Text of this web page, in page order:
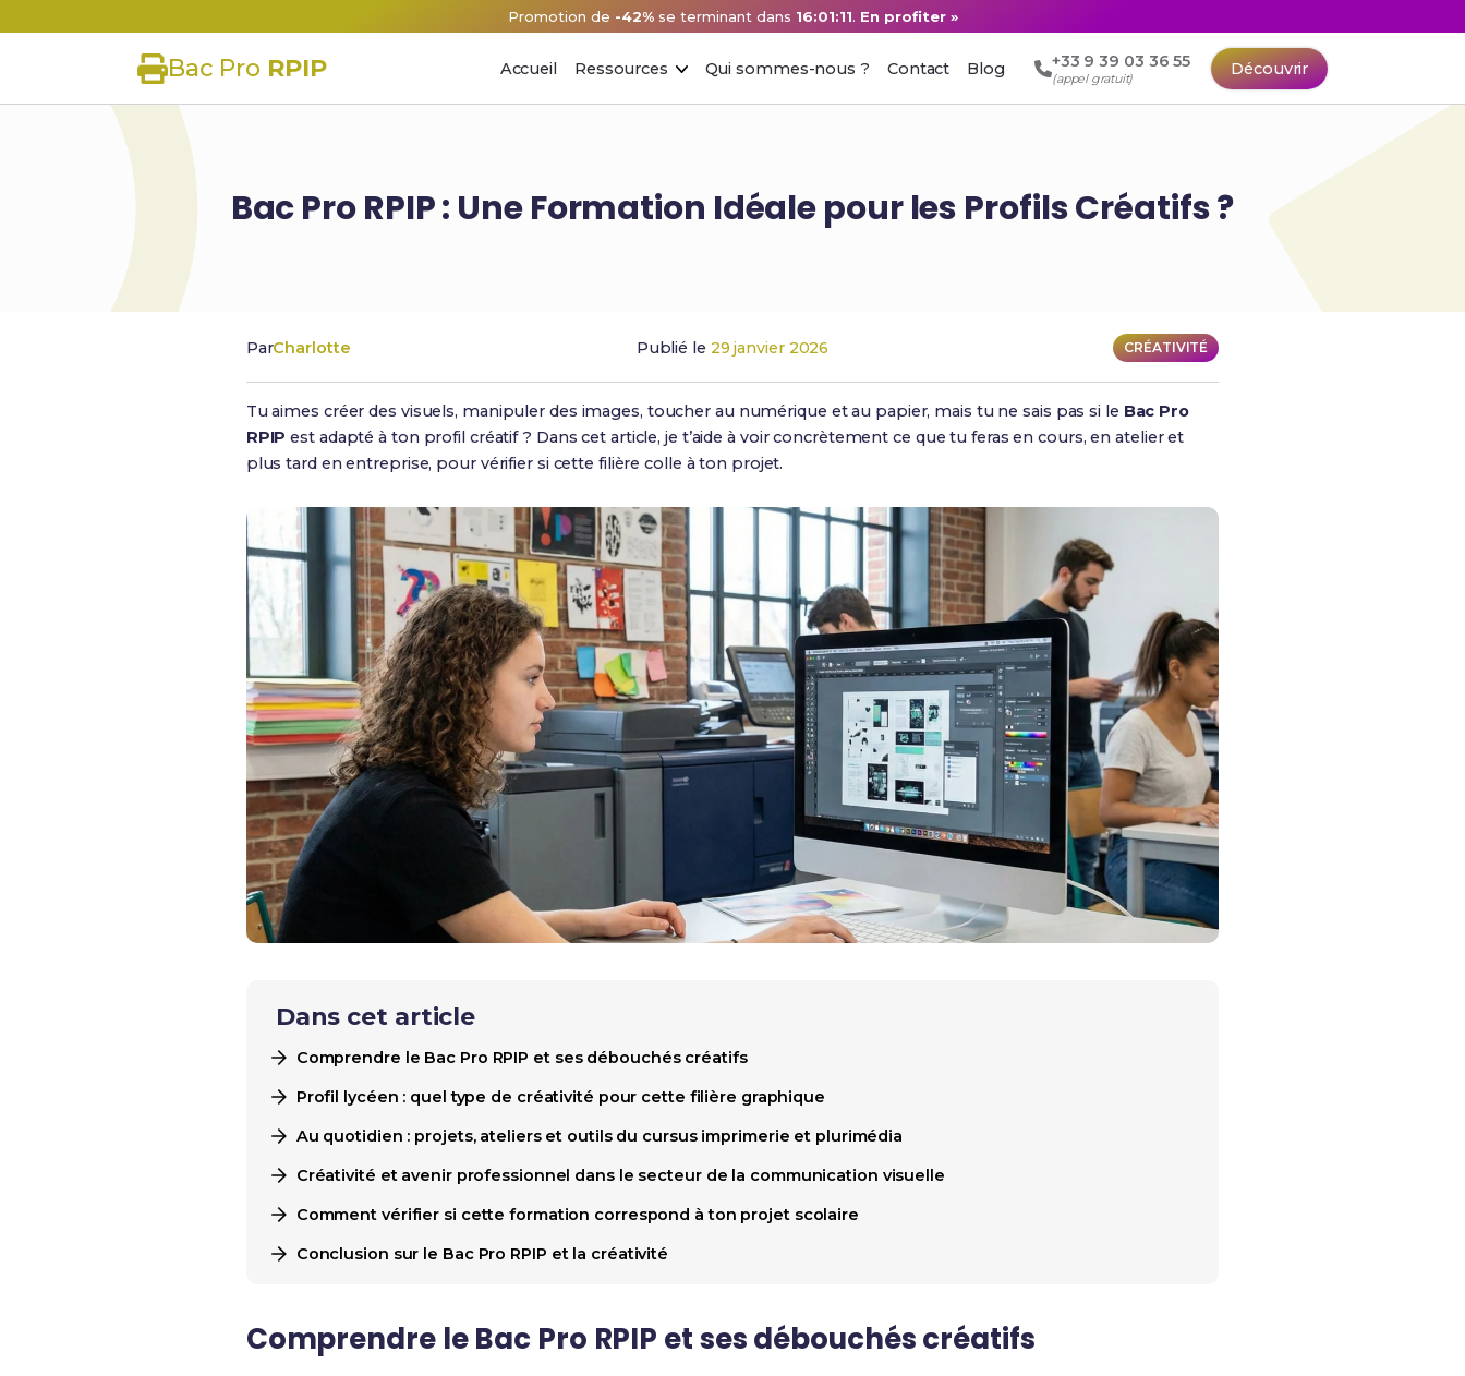
Promotion de -42%se terminant dans 16:01:10.En profiter »
Bac Pro RPIP Accueil Ressources Qui sommes-nous ? Contact Blog +33 9 39 03 36 55
(appel gratuit)
Découvrir
Bac Pro RPIP : Une Formation Idéale pour les Profils Créatifs ?
ParCharlotte Publié le 29 janvier 2026 CRÉATIVITÉ
Tu aimes créer des visuels, manipuler des images, toucher au numérique et au papier, mais tu ne sais pas si le Bac Pro
RPIP est adapté à ton profil créatif ? Dans cet article, je t’aide à voir concrètement ce que tu feras en cours, en atelier et
plus tard en entreprise, pour vérifier si cette filière colle à ton projet.
Dans cet article
Comprendre le Bac Pro RPIP et ses débouchés créatifs
Profil lycéen : quel type de créativité pour cette filière graphique
Au quotidien : projets, ateliers et outils du cursus imprimerie et plurimédia
Créativité et avenir professionnel dans le secteur de la communication visuelle
Comment vérifier si cette formation correspond à ton projet scolaire
Conclusion sur le Bac Pro RPIP et la créativité
Comprendre le Bac Pro RPIP et ses débouchés créatifs